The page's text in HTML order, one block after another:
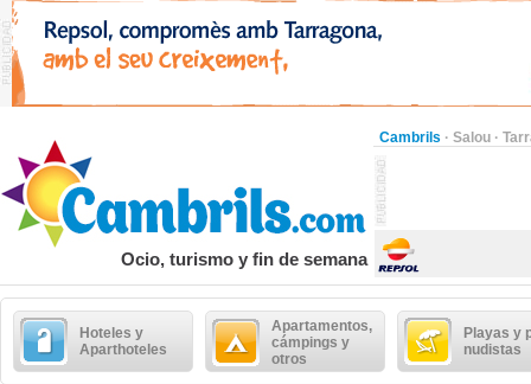
Cambrils · Salou ·
Ocio, turismo y fin de semana
Hoteles y
Aparthoteles
Apartamentos,
cámpings y
otros
Playas y
nudistas